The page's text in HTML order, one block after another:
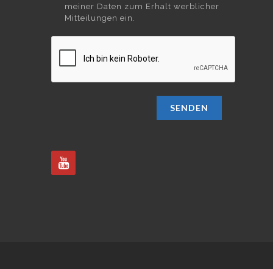
meiner Daten zum Erhalt werblicher
Mitteilungen ein.
SENDEN